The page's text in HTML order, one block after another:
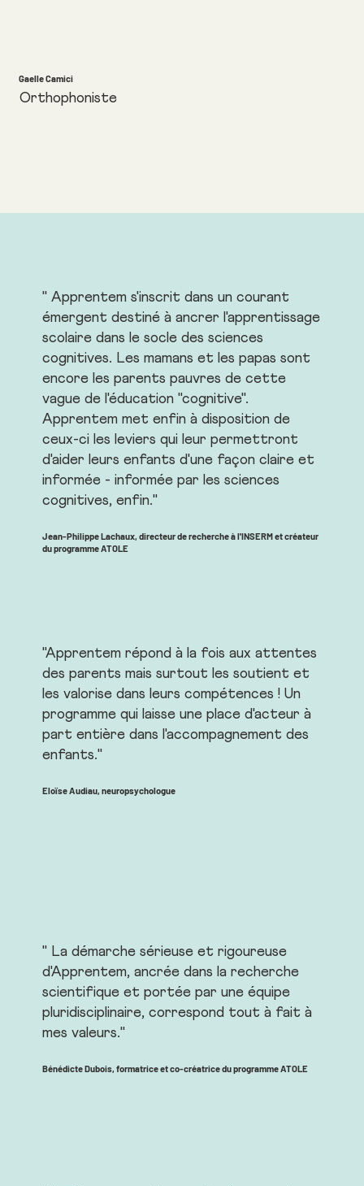
Gaelle Camici
Orthophoniste
" Apprentem s'inscrit dans un courant
émergent destiné à ancrer l'apprentissage
scolaire dans le socle des sciences
cognitives. Les mamans et les papas sont
encore les parents pauvres de cette
vague de l'éducation "cognitive".
Apprentem met enfin à disposition de
ceux-ci les leviers qui leur permettront
d'aider leurs enfants d'une façon claire et
informée - informée par les sciences
cognitives, enfin."
Jean-Philippe Lachaux, directeur de recherche à l'INSERM et créateur
du programme ATOLE
"Apprentem répond à la fois aux attentes
des parents mais surtout les soutient et
les valorise dans leurs compétences ! Un
programme qui laisse une place d'acteur à
part entière dans l'accompagnement des
enfants."
Eloïse Audiau, neuropsychologue
" La démarche sérieuse et rigoureuse
d'Apprentem, ancrée dans la recherche
scientifique et portée par une équipe
pluridisciplinaire, correspond tout à fait à
mes valeurs."
Bénédicte Dubois, formatrice et co-créatrice du programme ATOLE